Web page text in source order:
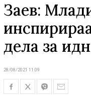
Заев:
дела за
28/08/2021 11:09